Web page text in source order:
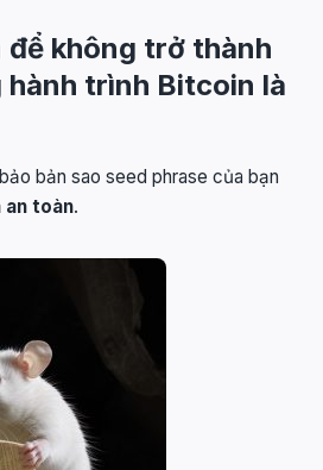
để không trở thành
trình Bitcoin là
bản sao seed phrase của bạn
an toàn.